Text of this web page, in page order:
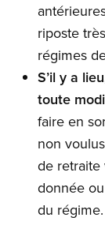
riposte
régimes
S’il y a
toute
faire en
non
de retraite
donnée
du